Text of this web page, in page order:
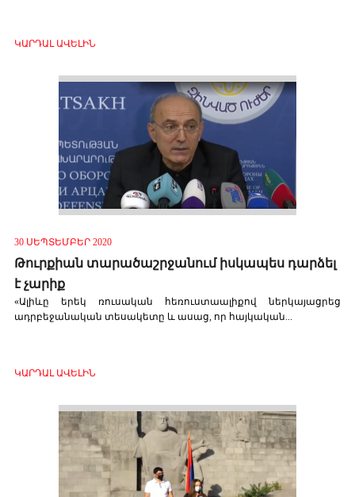
ԿԱՐԴԱԼ ԱՎԵԼԻՆ
30 ՍԵՊՏԵՄԲԵՐ 2020
Թուրքիան տարածաշրջանում իսկապես դարձել
է չարիք
«Ալիևը երեկ ռուսական հեռուստաալիքով ներկայացրեց
ադրբեջանական տեսակետը և ասաց, որ հայկական...
ԿԱՐԴԱԼ ԱՎԵԼԻՆ